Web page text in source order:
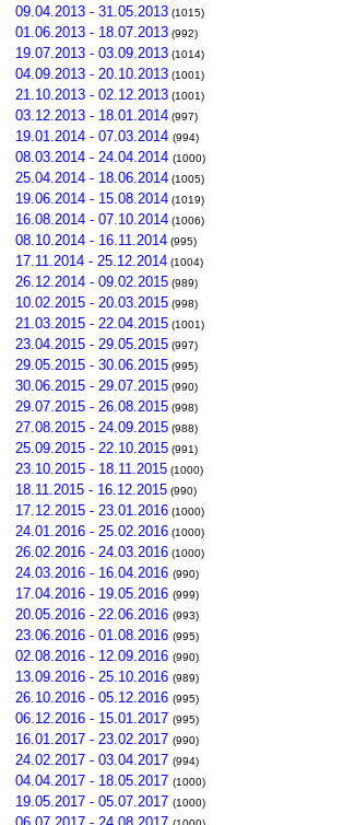
09.04.2013 - 31.05.2013 (1015)
01.06.2013 - 18.07.2013 (992)
19.07.2013 - 03.09.2013 (1014)
04.09.2013 - 20.10.2013 (1001)
21.10.2013 - 02.12.2013 (1001)
03.12.2013 - 18.01.2014 (997)
19.01.2014 - 07.03.2014 (994)
08.03.2014 - 24.04.2014 (1000)
25.04.2014 - 18.06.2014 (1005)
19.06.2014 - 15.08.2014 (1019)
16.08.2014 - 07.10.2014 (1006)
08.10.2014 - 16.11.2014 (995)
17.11.2014 - 25.12.2014 (1004)
26.12.2014 - 09.02.2015 (989)
10.02.2015 - 20.03.2015 (998)
21.03.2015 - 22.04.2015 (1001)
23.04.2015 - 29.05.2015 (997)
29.05.2015 - 30.06.2015 (995)
30.06.2015 - 29.07.2015 (990)
29.07.2015 - 26.08.2015 (998)
27.08.2015 - 24.09.2015 (988)
25.09.2015 - 22.10.2015 (991)
23.10.2015 - 18.11.2015 (1000)
18.11.2015 - 16.12.2015 (990)
17.12.2015 - 23.01.2016 (1000)
24.01.2016 - 25.02.2016 (1000)
26.02.2016 - 24.03.2016 (1000)
24.03.2016 - 16.04.2016 (990)
17.04.2016 - 19.05.2016 (999)
20.05.2016 - 22.06.2016 (993)
23.06.2016 - 01.08.2016 (995)
02.08.2016 - 12.09.2016 (990)
13.09.2016 - 25.10.2016 (989)
26.10.2016 - 05.12.2016 (995)
06.12.2016 - 15.01.2017 (995)
16.01.2017 - 23.02.2017 (990)
24.02.2017 - 03.04.2017 (994)
04.04.2017 - 18.05.2017 (1000)
19.05.2017 - 05.07.2017 (1000)